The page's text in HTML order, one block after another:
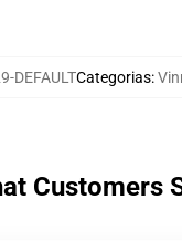
DEFAULTCategorias:
Customers